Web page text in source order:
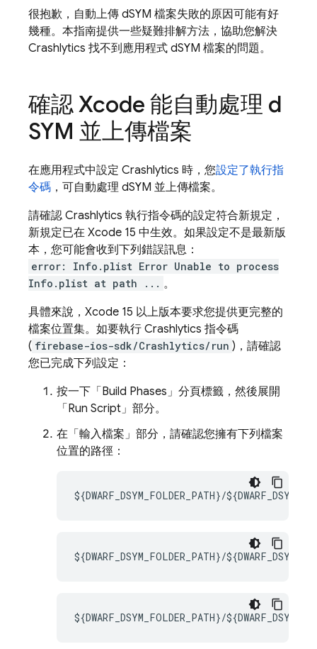
很抱歉，自動上傳 dSYM 檔案失敗的原因可能有好
幾種。本指南提供一些疑難排解方法，協助您解決
Crashlytics 找不到應用程式 dSYM 檔案的問題。
確認 Xcode 能自動處理 d
SYM 並上傳檔案
在應用程式中設定 Crashlytics 時，您設定了執行指
令碼 ，可自動處理 dSYM 並上傳檔案。
請確認 Crashlytics 執行指令碼的設定符合新規定，
新規定已在 Xcode 15 中生效。如果設定不是最新版
本，您可能會收到下列錯誤訊息：
error: Info.plist Error Unable to process
Info.plist at path ... 。
具體來說，Xcode 15 以上版本要求您提供更完整的
檔案位置集。如要執行 Crashlytics 指令碼
( firebase-ios-sdk/Crashlytics/run )，請確認
您已完成下列設定：
按一下「Build Phases」分頁標籤，然後展開
「Run Script」部分。
在「輸入檔案」 部分，請確認您擁有下列檔案
位置的路徑：
${DWARF_DSYM_FOLDER_PATH}/
${DWARF_DSYM_FOLDER_PATH}/
${DWARF_DSYM_FOLDER_PATH}/